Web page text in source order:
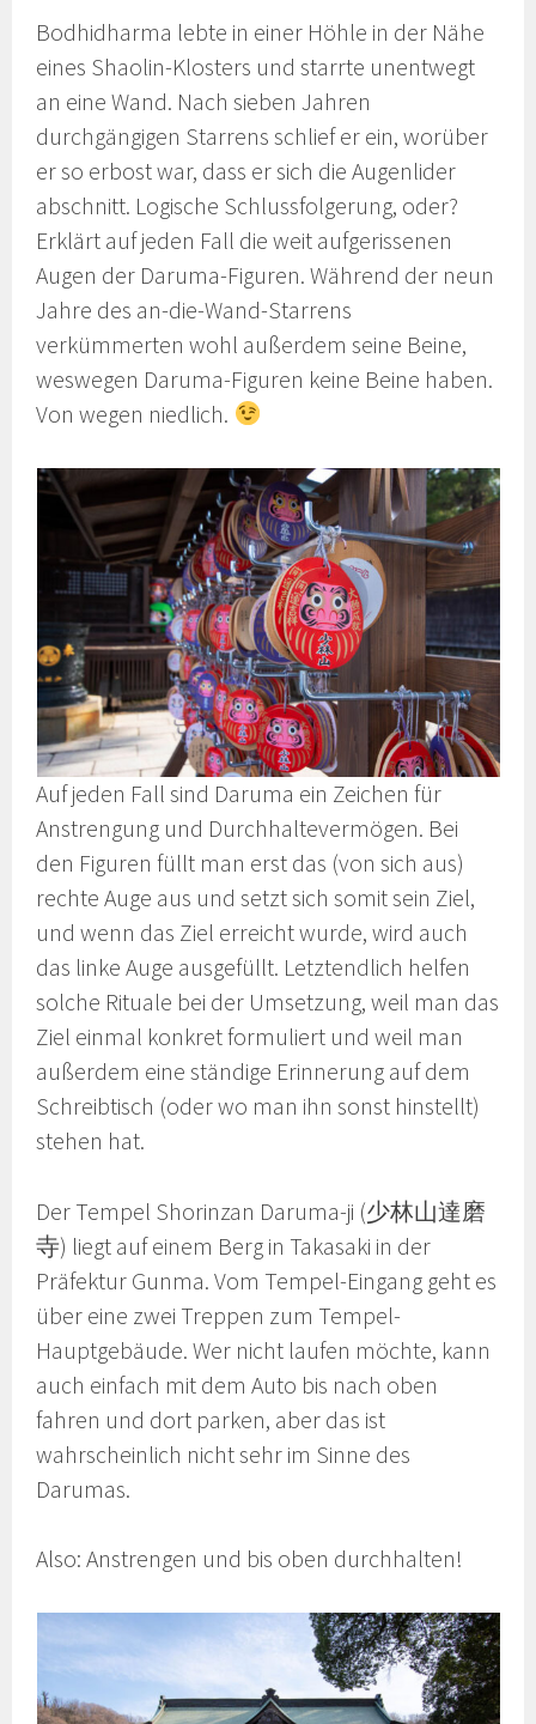
Bodhidharma lebte in einer Höhle in der Nähe
eines Shaolin-Klosters und starrte unentwegt
an eine Wand. Nach sieben Jahren
durchgängigen Starrens schlief er ein, worüber
er so erbost war, dass er sich die Augenlider
abschnitt. Logische Schlussfolgerung, oder?
Erklärt auf jeden Fall die weit aufgerissenen
Augen der Daruma-Figuren. Während der neun
Jahre des an-die-Wand-Starrens
verkümmerten wohl außerdem seine Beine,
weswegen Daruma-Figuren keine Beine haben.
Von wegen niedlich.
Auf jeden Fall sind Daruma ein Zeichen für
Anstrengung und Durchhaltevermögen. Bei
den Figuren füllt man erst das (von sich aus)
rechte Auge aus und setzt sich somit sein Ziel,
und wenn das Ziel erreicht wurde, wird auch
das linke Auge ausgefüllt. Letztendlich helfen
solche Rituale bei der Umsetzung, weil man das
Ziel einmal konkret formuliert und weil man
außerdem eine ständige Erinnerung auf dem
Schreibtisch (oder wo man ihn sonst hinstellt)
stehen hat.
Der Tempel Shorinzan Daruma-ji (少林山達磨
寺) liegt auf einem Berg in Takasaki in der
Präfektur Gunma. Vom Tempel-Eingang geht es
über eine zwei Treppen zum Tempel-
Hauptgebäude. Wer nicht laufen möchte, kann
auch einfach mit dem Auto bis nach oben
fahren und dort parken, aber das ist
wahrscheinlich nicht sehr im Sinne des
Darumas.
Also: Anstrengen und bis oben durchhalten!